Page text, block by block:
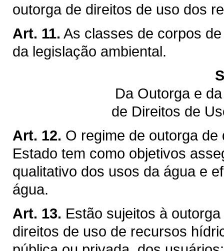
outorga de direitos de uso dos
Art. 11. As classes de corpos
da legislação ambiental.
Da Outorga e
de Direitos de
Art. 12. O regime de outorga
Estado tem como objetivos
qualitativo dos usos da água e
água.
Art. 13. Estão sujeitos à
direitos de uso de recursos